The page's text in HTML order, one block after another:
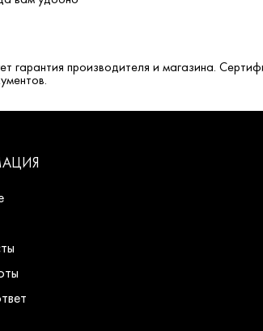
гарантия производителя и магазина.